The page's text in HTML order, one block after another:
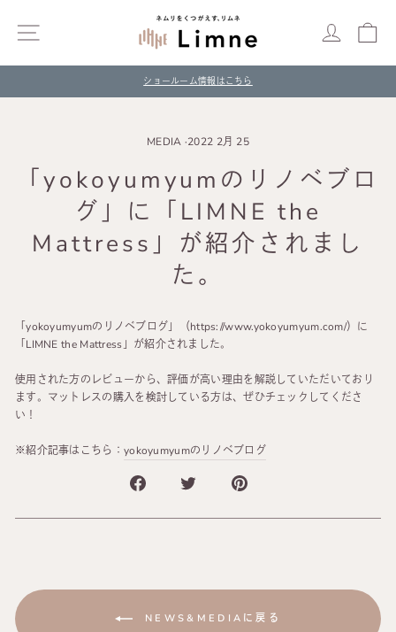
ログイン
停
ショールーム情報はこちら
MEDIA ·2022 2月 25
「yokoyumyumのリノベブロ
グ」に「LIMNE the
Mattress」が紹介されまし
た。
「yokoyumyumのリノベブログ」（https://www.yokoyumyum.com/）に
「LIMNE the Mattress」が紹介されました。
使用された方のレビューから、評価が高い理由を解説していただいており
ます。マットレスの購入を検討している方は、ぜひチェックしてくださ
い！
※紹介記事はこちら： yokoyumyumのリノベブログ
NEWS&MEDIAに戻る